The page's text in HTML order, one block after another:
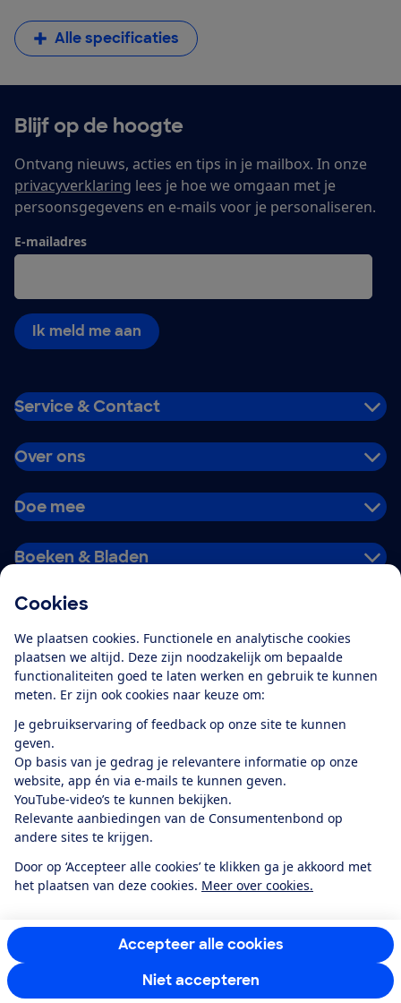
Cookies
We plaatsen cookies. Functionele en analytische cookies
plaatsen we altijd. Deze zijn noodzakelijk om bepaalde
functionaliteiten goed te laten werken en gebruik te kunnen
meten. Er zijn ook cookies naar keuze om:
Je gebruikservaring of feedback op onze site te kunnen
geven.
Op basis van je gedrag je relevantere informatie op onze
website, app én via e-mails te kunnen geven.
YouTube-video’s te kunnen bekijken.
Relevante aanbiedingen van de Consumentenbond op
andere sites te krijgen.
Door op ‘Accepteer alle cookies’ te klikken ga je akkoord met
het plaatsen van deze cookies. Meer over cookies.
Accepteer alle cookies
Niet accepteren
Alle specificaties
Blijf op de hoogte
Ontvang nieuws, acties en tips in je mailbox. In onze
privacyverklaring lees je hoe we omgaan met je
persoonsgegevens en e-mails voor je personaliseren.
E-mailadres
Ik meld me aan
Service & Contact
Over ons
Doe mee
Boeken & Bladen
Alles over de
app
Algemene Voorwaarden
Privacyverklaring
Cookiebeleid
Privacyvoorkeuren
Toegankelijkheid
RSS-feed nieuws
Facebook
TwitterInstagram
YoutubeLinkedIn
12.901consumentenbeoordelen de Consumentenbondmet gemiddeld